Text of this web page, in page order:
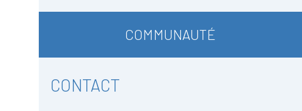
COMMUNAUTÉ
CONTACT